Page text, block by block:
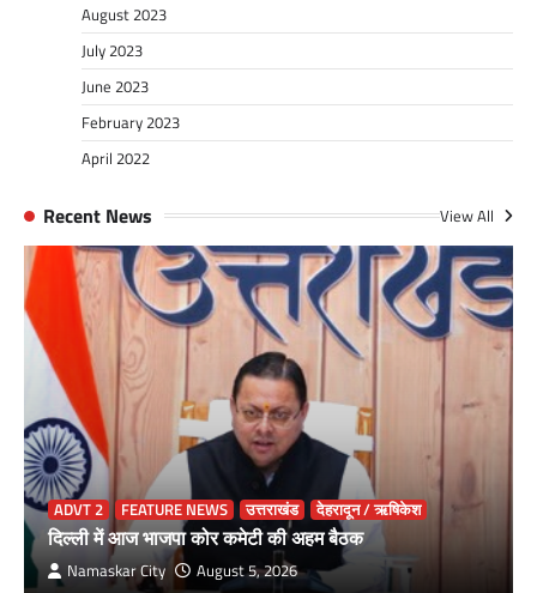
August 2023
July 2023
June 2023
February 2023
April 2022
Recent News View All
ADVT 2 FEATURE NEWS उत्तराखंड देहरादून / ऋषिकेश
दिल्ली में आज भाजपा कोर कमेटी की अहम बैठक
Namaskar City August 5, 2026